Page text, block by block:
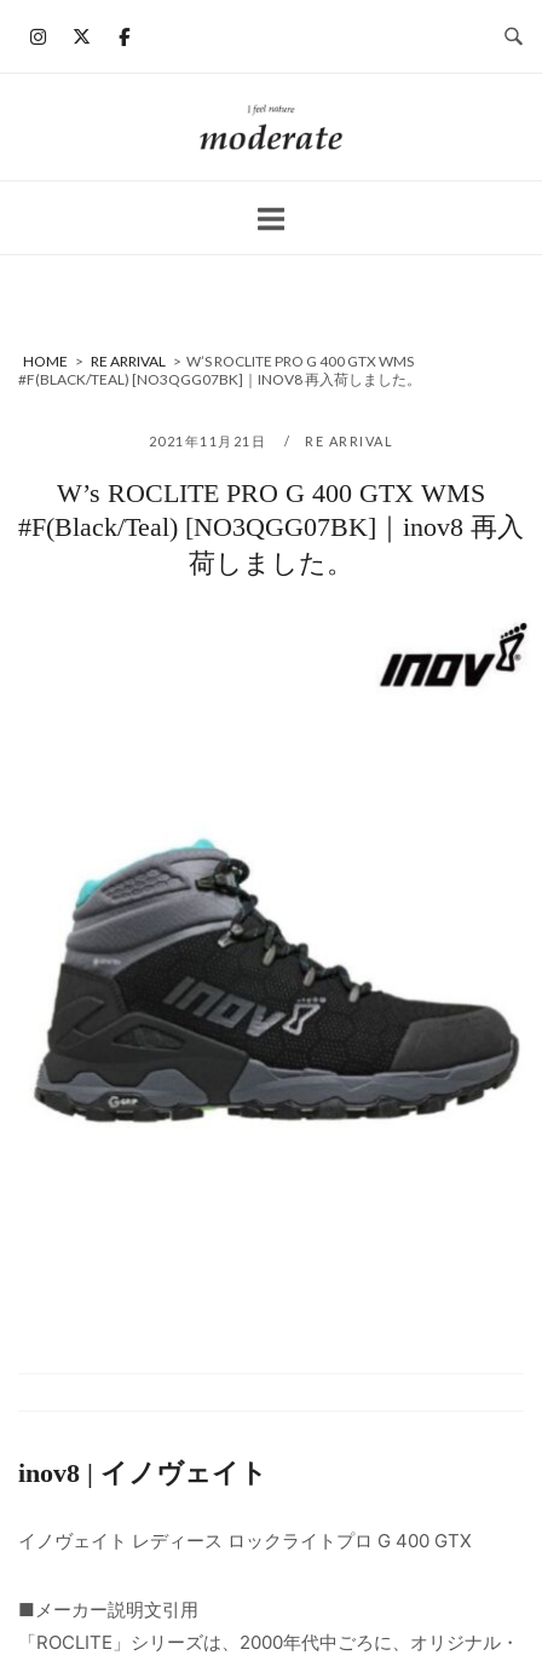
ホ
ー
HOME > RE ARRIVAL > W’S ROCLITE PRO G 400 GTX WMS
#F(BLACK/TEAL) [NO3QGG07BK]｜INOV8 再入荷しました。
2021年11月21日 RE ARRIVAL
W’s ROCLITE PRO G 400 GTX WMS
#F(Black/Teal) [NO3QGG07BK]｜inov8 再入
荷しました。
inov8 | イノヴェイト
イノヴェイト レディース ロックライトプロ G 400 GTX
■メーカー説明文引用
「ROCLITE」シリーズは、2000年代中ごろに、オリジナル・